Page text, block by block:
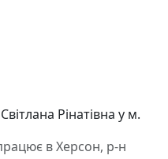
Рінатівна у м.
в Херсон, р-н